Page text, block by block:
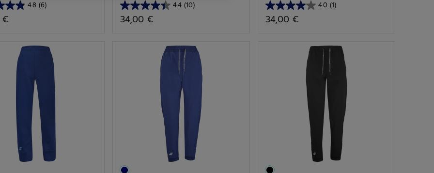
4.8 (6)
€
4.4 (10)
4.4
von
Bewertungen
34,00 €
4.0 (1)
4.0
von
Bewertung
34,00 €